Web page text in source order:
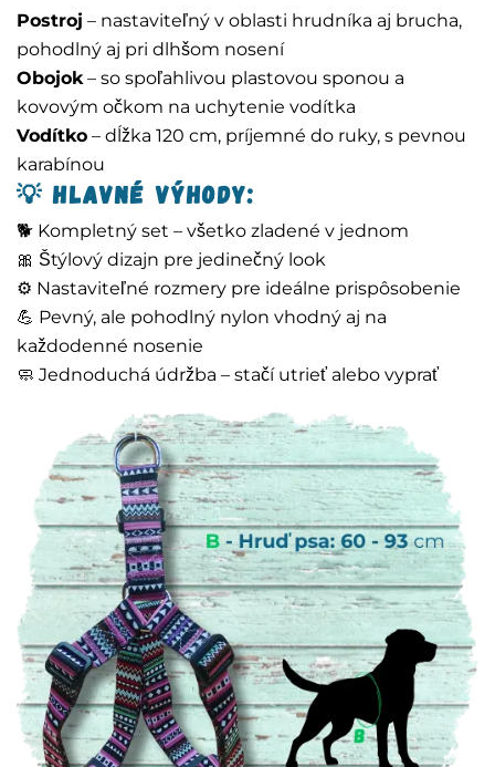
Postroj – nastaviteľný v oblasti hrudníka aj brucha,
pohodlný aj pri dlhšom nosení
Obojok– so spoľahlivou plastovou sponou a
kovovým očkom na uchytenie vodítka
Vodítko – dĺžka 120 cm, príjemné do ruky, s pevnou
karabínou
💡Hlavné výhody:
🐕 Kompletný set – všetko zladené v jednom
🎀 Štýlový dizajn pre jedinečný look
⚙️ Nastaviteľné rozmery pre ideálne prispôsobenie
💪 Pevný, ale pohodlný nylon vhodný aj na
každodenné nosenie
🧼 Jednoduchá údržba – stačí utrieť alebo vyprať